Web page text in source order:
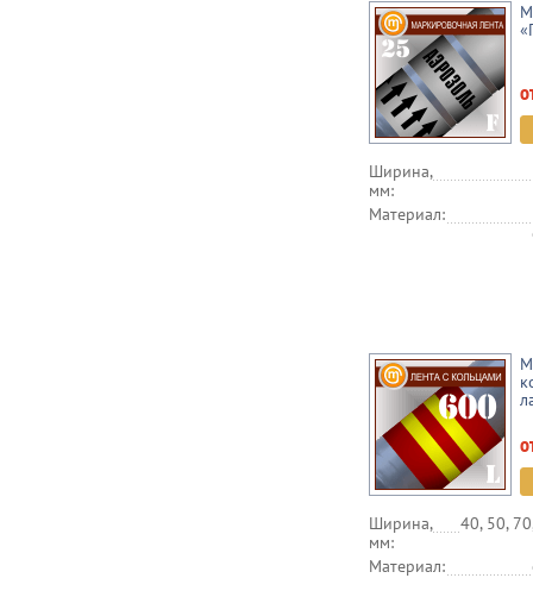
Ширина,
мм:
Материал:
Ширина,
мм:
40, 50,
Материал: